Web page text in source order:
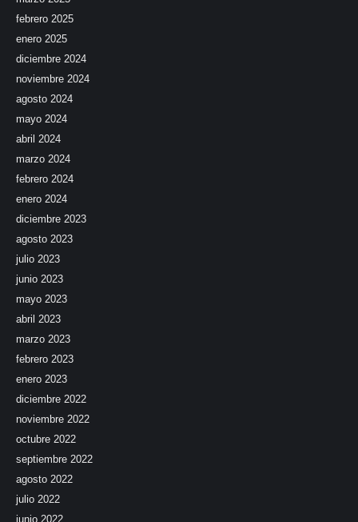
febrero 2025
enero 2025
diciembre 2024
noviembre 2024
agosto 2024
mayo 2024
abril 2024
marzo 2024
febrero 2024
enero 2024
diciembre 2023
agosto 2023
julio 2023
junio 2023
mayo 2023
abril 2023
marzo 2023
febrero 2023
enero 2023
diciembre 2022
noviembre 2022
octubre 2022
septiembre 2022
agosto 2022
julio 2022
junio 2022